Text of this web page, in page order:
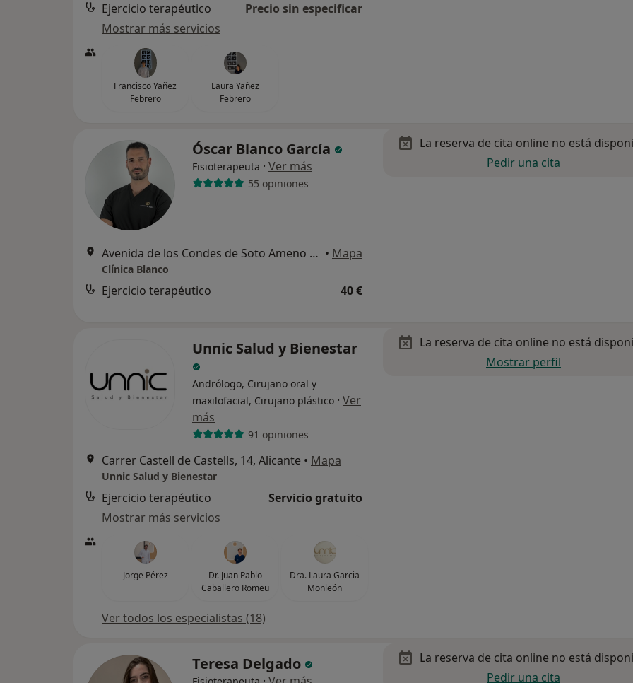
Ejercicio terapéutico
Precio sin especificar
Mostrar más servicios
Francisco Yañez
Febrero
Laura Yañez
Febrero
Óscar Blanco García
Fisioterapeuta · Ver más
55 opiniones
Avenida de los Condes de Soto Ameno 15, Alicante • Mapa
Clínica Blanco
Ejercicio terapéutico 40 €
La reserva de cita online no está
Pedir una cita
Unnic Salud y Bienestar
Andrólogo, Cirujano oral y
maxilofacial, Cirujano plástico · Ver
más
91 opiniones
Carrer Castell de Castells, 14, Alicante • Mapa
Unnic Salud y Bienestar
Ejercicio terapéutico
Servicio gratuito
Mostrar más servicios
Jorge Pérez
Dr. Juan Pablo
Caballero Romeu
Dra. Laura Garcia
Monleón
Ver todos los especialistas (18)
La reserva de cita online no está
Mostrar perfil
Teresa Delgado
La reserva de cita online no está
Pedir una cita